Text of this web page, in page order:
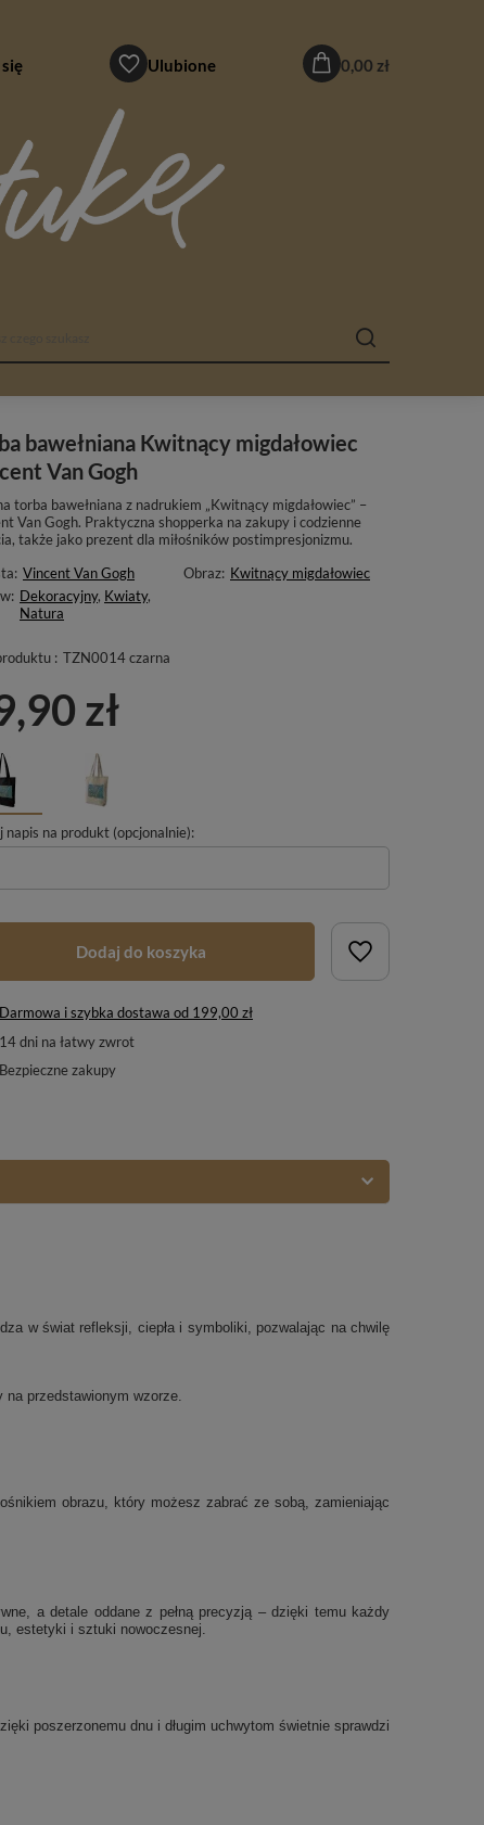
Ulubione 0,00 zł
bawełniana Kwitnący migdałowiec
Van Gogh
torba bawełniana z nadrukiem „Kwitnący migdałowiec” –
Van Gogh. Praktyczna shopperka na zakupy i codzienne
także jako prezent dla miłośników postimpresjonizmu.
Vincent Van Gogh Obraz: Kwitnący migdałowiec
Dekoracyjny, Kwiaty,
Natura
: TZN0014 czarna
zł
napis na produkt (opcjonalnie):
Dodaj do koszyka
Darmowa i szybka dostawa od 199,00 zł
14dni na łatwy zwrot
Bezpieczne zakupy
w świat refleksji, ciepła i symboliki, pozwalając na chwilę
przedstawionym wzorze.
obrazu, który możesz zabrać ze sobą, zamieniając
a detale oddane z pełną precyzją – dzięki temu każdy
estetyki i sztuki nowoczesnej.
poszerzonemu dnu i długim uchwytom świetnie sprawdzi